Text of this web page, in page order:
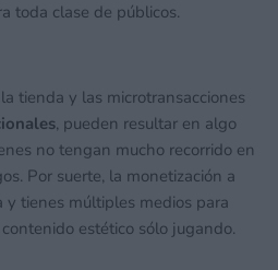
toda clase de públicos.
tienda y las microtransacciones
, pueden resultar en algo
no tengan mucho recorrido en
Por suerte, la monetización a
y tienes múltiples medios para
estético sólo jugando.